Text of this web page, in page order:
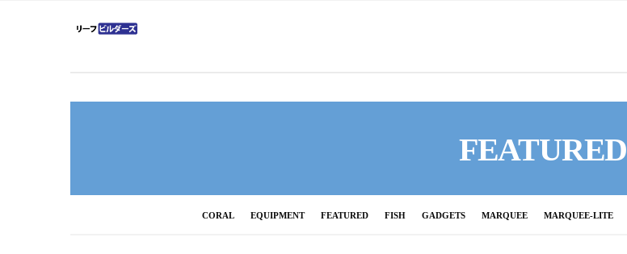
FEATURED
CORAL EQUIPMENT FEATURED FISH GADGETS MARQUEE MARQUEE-LITE